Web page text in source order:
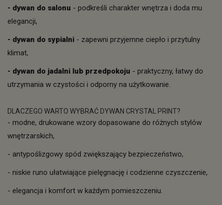
- dywan do salonu - podkreśli charakter wnętrza i doda mu
elegancji,
- dywan do sypialni - zapewni przyjemne ciepło i przytulny
klimat,
- dywan do jadalni lub przedpokoju - praktyczny, łatwy do
utrzymania w czystości i odporny na użytkowanie.
DLACZEGO WARTO WYBRAĆ DYWAN CRYSTAL PRINT?
- modne, drukowane wzory dopasowane do różnych stylów
wnętrzarskich,
- antypoślizgowy spód zwiększający bezpieczeństwo,
- niskie runo ułatwiające pielęgnację i codzienne czyszczenie,
- elegancja i komfort w każdym pomieszczeniu.